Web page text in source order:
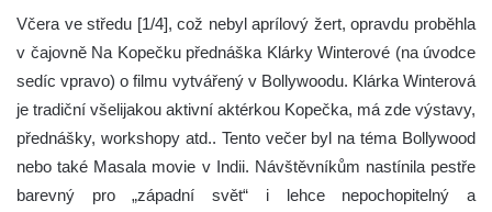
Včera ve středu [1/4], což nebyl aprílový žert, opravdu proběhla
v čajovně Na Kopečku přednáška Klárky Winterové (na úvodce
sedíc vpravo) o filmu vytvářený v Bollywoodu. Klárka Winterová
je tradiční všelijakou aktivní aktérkou Kopečka, má zde výstavy,
přednášky, workshopy atd.. Tento večer byl na téma Bollywood
nebo také Masala movie v Indii. Návštěvníkům nastínila pestře
barevný pro „západní svět“ i lehce nepochopitelný a